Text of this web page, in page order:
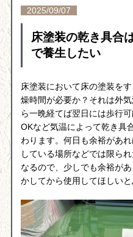
ブログ
2025/09/07
床塗装の乾き具合
で養生したい
床塗装において床の塗装を
燥時間が必要か？それは外
ら一晩経てば翌日には歩行
OKなど気温によって乾き具
わります。何日も余裕があ
している場所などでは限ら
なるので、少しでも余裕が
かしてから使用してほしいと